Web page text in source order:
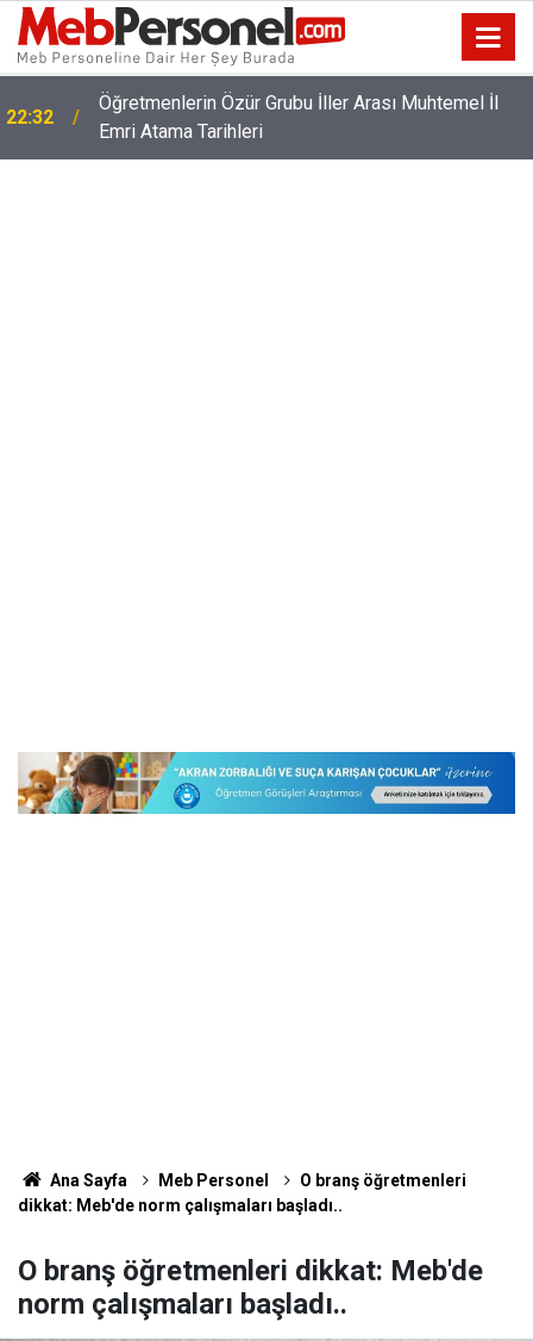
22:32
Öğretmenlerin Özür Grubu İller Arası Muhtemel İl
Emri Atama Tarihleri
Ana Sayfa Meb Personel
O branş öğretmenleri
dikkat: Meb'de norm çalışmaları başladı..
O branş öğretmenleri dikkat: Meb'de
norm çalışmaları başladı..